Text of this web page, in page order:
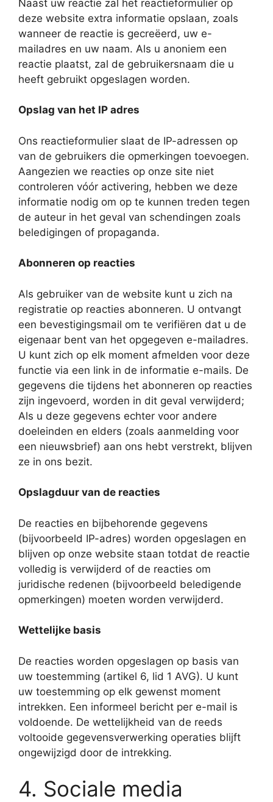
Naast uw reactie zal het reactieformulier op
deze website extra informatie opslaan, zoals
wanneer de reactie is gecreëerd, uw e-
mailadres en uw naam. Als u anoniem een
reactie plaatst, zal de gebruikersnaam die u
heeft gebruikt opgeslagen worden.
Opslag van het IP adres
Ons reactieformulier slaat de IP-adressen op
van de gebruikers die opmerkingen toevoegen.
Aangezien we reacties op onze site niet
controleren vóór activering, hebben we deze
informatie nodig om op te kunnen treden tegen
de auteur in het geval van schendingen zoals
beledigingen of propaganda.
Abonneren op reacties
Als gebruiker van de website kunt u zich na
registratie op reacties abonneren. U ontvangt
een bevestigingsmail om te verifiëren dat u de
eigenaar bent van het opgegeven e-mailadres.
U kunt zich op elk moment afmelden voor deze
functie via een link in de informatie e-mails. De
gegevens die tijdens het abonneren op reacties
zijn ingevoerd, worden in dit geval verwijderd;
Als u deze gegevens echter voor andere
doeleinden en elders (zoals aanmelding voor
een nieuwsbrief) aan ons hebt verstrekt, blijven
ze in ons bezit.
Opslagduur van de reacties
De reacties en bijbehorende gegevens
(bijvoorbeeld IP-adres) worden opgeslagen en
blijven op onze website staan ​​totdat de reactie
volledig is verwijderd of de reacties om
juridische redenen (bijvoorbeeld beledigende
opmerkingen) moeten worden verwijderd.
Wettelijke basis
De reacties worden opgeslagen op basis van
uw toestemming (artikel 6, lid 1 AVG). U kunt
uw toestemming op elk gewenst moment
intrekken. Een informeel bericht per e-mail is
voldoende. De wettelijkheid van de reeds
voltooide gegevensverwerking operaties blijft
ongewijzigd door de intrekking.
4. Sociale media